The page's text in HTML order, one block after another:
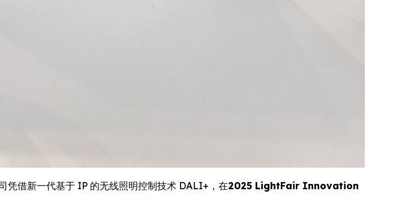
借新一代基于 IP 的无线照明控制技术 DALI+，在2025 LightFair Innovation